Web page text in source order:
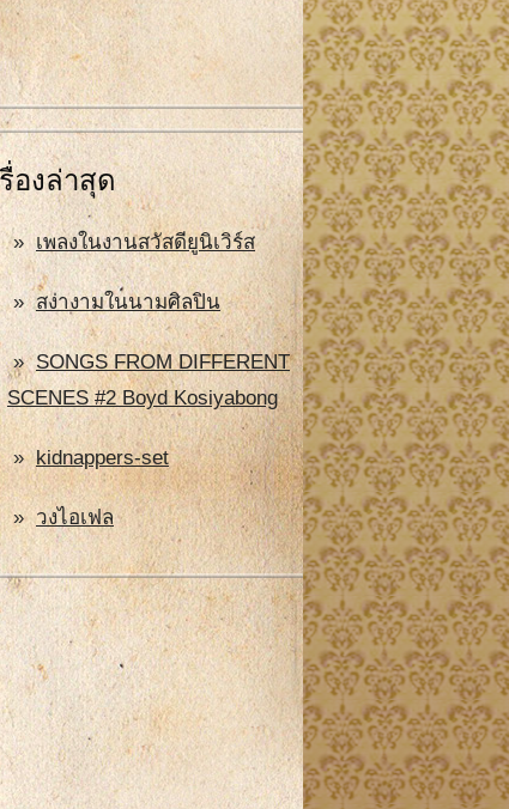
องล่าสุด
เพลงในงานสวัสดียูนิเวิร์ส
สง่างามในนามศิลปิน
SONGS FROM DIFFERENT
SCENES #2 Boyd Kosiyabong
kidnappers-set
วงไอเฟล